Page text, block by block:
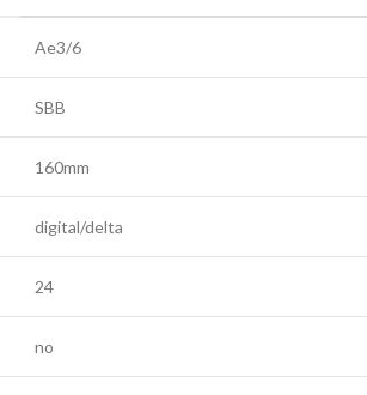
Ae3/6
SBB
160mm
digital/delta
24
no